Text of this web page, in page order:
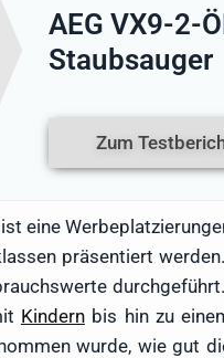
AEG VX9-2-
Staubsauger
Zum
eine
präsentiert
Kindernbis hin zu
wurde, wie gut